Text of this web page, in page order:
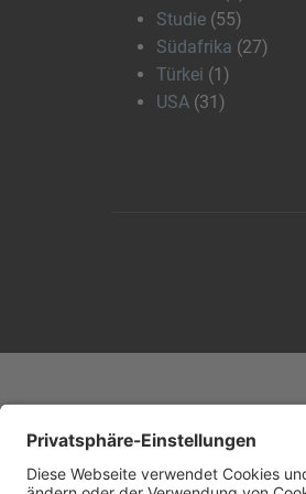
Studie (55)
Südafrika (27)
Türkei (1)
USA (31)